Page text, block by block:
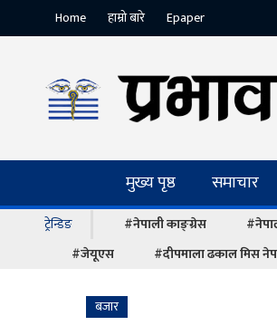
Home हाम्रो बारे Epaper
मुख्य पृष्ठ समाचार
ट्रेन्डिङ #नेपाली काङ्ग्रेस
#जेयूएस
#दीपमाला ढकाल मिस
बजार